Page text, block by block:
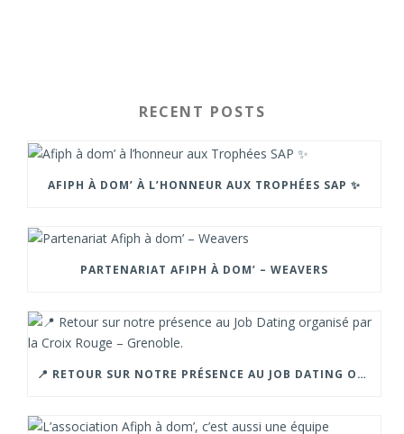
RECENT POSTS
AFIPH À DOM’ À L’HONNEUR AUX TROPHÉES SAP ✨
PARTENARIAT AFIPH À DOM’ – WEAVERS
📍 RETOUR SUR NOTRE PRÉSENCE AU JOB DATING ORGANISÉ PAR LA CROIX ROUGE – GRENOBLE.